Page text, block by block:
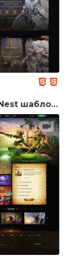
Dragon Nest шаблон ігрового сайту